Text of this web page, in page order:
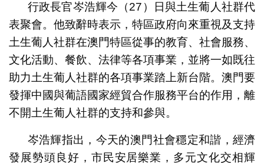
行政長官岑浩輝今（27）日與土生葡人社群代
表聚會。他致辭時表示，特區政府向來重視及支持
土生葡人社群在澳門特區從事的教育、社會服務、
文化活動、餐飲、法律等各項事業，並將一如既往
助力土生葡人社群的各項事業踏上新台階。澳門要
發揮中國與葡語國家經貿合作服務平台的作用，離
不開土生葡人社群的支持和參與。
岑浩輝指出，今天的澳門社會穩定和諧，經濟
發展勢頭良好，市民安居樂業，多元文化交相輝